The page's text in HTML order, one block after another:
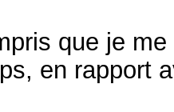
que je
en rapport